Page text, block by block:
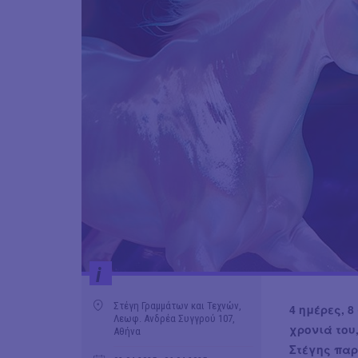
i
Στέγη Γραμμάτων και Τεχνών,
Λεωφ. Ανδρέα Συγγρού 107,
Αθήνα
4 ημέρες,
χρονιά
Στέγης